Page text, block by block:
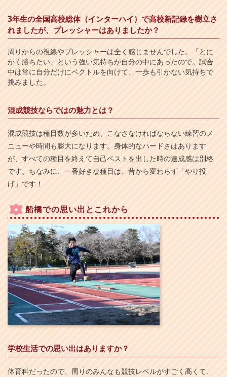
3年生の全国高校総体（インターハイ）で高校新記録を樹立さ
れましたが、プレッシャーはありましたか？
周りからの視線やプレッシャーは全く感じませんでした。「とに
かく勝ちたい」という強い気持ちが自分の中にあったので。試合
中は常に自分だけにベクトルを向けて、一歩も引かない気持ちで
挑みました。
混成競技ならではの魅力とは？
混成競技は種目数が多いため、こなさなければならない練習のメ
ニューや時間も膨大になります。身体的なハードさはあります
が、すべての種目を終えて自己ベストを出した時の達成感は別格
です。ちなみに、一番好きな種目は、昔から変わらず「やり投
げ」です！
船橋での思い出とこれから
学校生活での思い出はありますか？
体育科だったので、周りのみんなも競技レベルがすごく高くて、